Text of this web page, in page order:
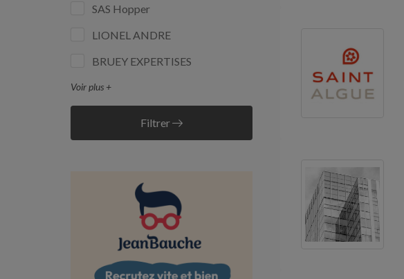
SAS Hopper
LIONEL ANDRE
BRUEY EXPERTISES
Voir plus +
Filtrer